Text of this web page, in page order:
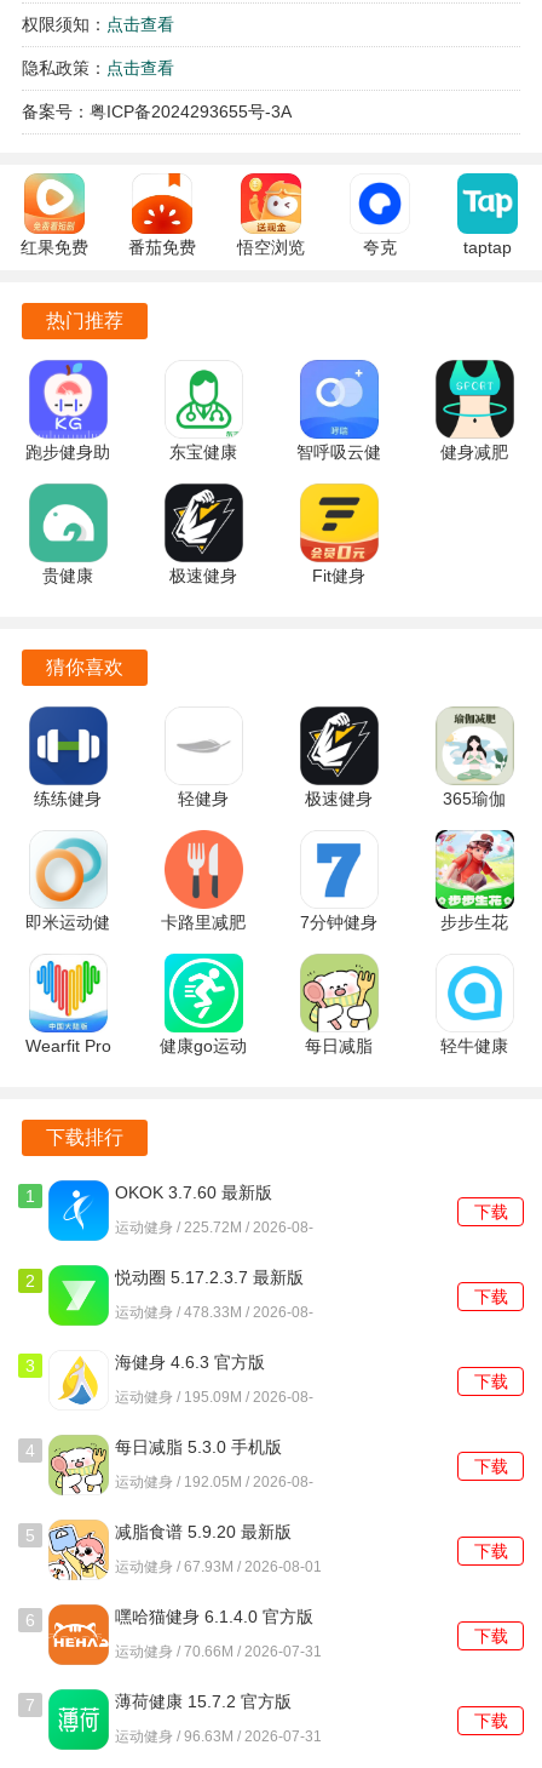
GigaBody手机版特色
GigaBody软件提供了一键美化和一键调节身材模板的功能，
让用户可以轻松实现身材的美化和调整。
调节功能使效果更加自然，看不出任何编辑痕迹。
用户还可以添加个性化的纹身刺青，为照片增添更多个性和
GigaBody最新版亮点
对于一些地区受限的用户，可以通过科学上网的方式打开
GigaBody软件，以便正常使用。
软件的易用性也是其一大优势，用户可以方便地进行身材编
辑和美化，改善自己的身体状态，获得更多的胸肌和腹肌。
GigaBody软件是一款功能丰富、易用便捷的身材编辑工具，
具有多项优势和特色。
丽、更自信的自己。
这款软件将为追求完美身材的用户带来更多的乐趣和满足
感，让在社交媒体上展现出更具吸引力和个性化的形象。
权限须知： 点击查看
隐私政策： 点击查看
备案号：粤ICP备2024293655号-3A
红果免费
7.2.9.32
官方版
番茄免费
7.2.9.32
悟空浏览
夸克
taptap
热门推荐
跑步健身助
手
7.4.0610.748
最新版
东宝健康
5.2.8 手机
版
智呼吸云健
康 2.5.2 安
卓版
健身减肥
贵健康
极速健身
Fit健身
猜你喜欢
练练健身
26.07.30
安卓版
轻健身
4.9.10 最新
版
极速健身
1.1.8 官方
版
365瑜伽
1.13.4.1134
官方版
即米运动健
康 5.0.0 安
卓版
卡路里减肥
助手 2.7.6
官方版
7分钟健身
4.6.29 手机
版
步步生花
安卓版
Wearfit Pro
健康go运动
每日减脂
轻牛健康
下载排行
1 OKOK 3.7.60 最新版
运动健身 / 225.72M / 2026-08-
下载
2 悦动圈 5.17.2.3.7 最新版
运动健身 / 478.33M / 2026-08-
下载
3 海健身 4.6.3 官方版
运动健身 / 195.09M / 2026-08-
下载
4 每日减脂 5.3.0 手机版
运动健身 / 192.05M / 2026-08-
下载
5 减脂食谱 5.9.20 最新版
运动健身 / 67.93M / 2026-08-01
下载
6 嘿哈猫健身 6.1.4.0 官方版
运动健身 / 70.66M / 2026-07-31
下载
7 薄荷健康 15.7.2 官方版
运动健身 / 96.63M / 2026-07-31
下载